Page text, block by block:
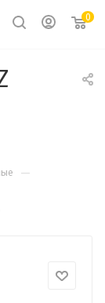
0
—